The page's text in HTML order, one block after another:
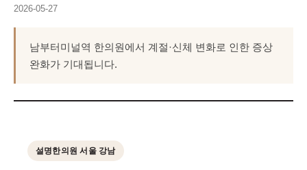
2026-05-27
남부터미널역 한의원에서 계절·신체 변화로 인한 증상
완화가 기대됩니다.
설명한의원 서울 강남